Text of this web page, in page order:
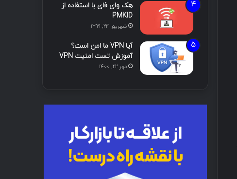
هک وای فای با استفاده از
PMKID
شهریور ۲۴, ۱۳۹۹
آیا VPN ما امن است؟
آموزش تست امنیت VPN
مهر ۲۲, ۱۴۰۰